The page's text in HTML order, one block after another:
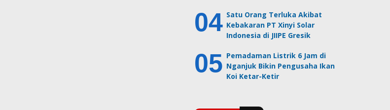
Satu Orang Terluka Akibat
Kebakaran PT Xinyi Solar
Indonesia di JIIPE Gresik
Pemadaman Listrik 6 Jam di
Nganjuk Bikin Pengusaha Ikan
Koi Ketar-Ketir